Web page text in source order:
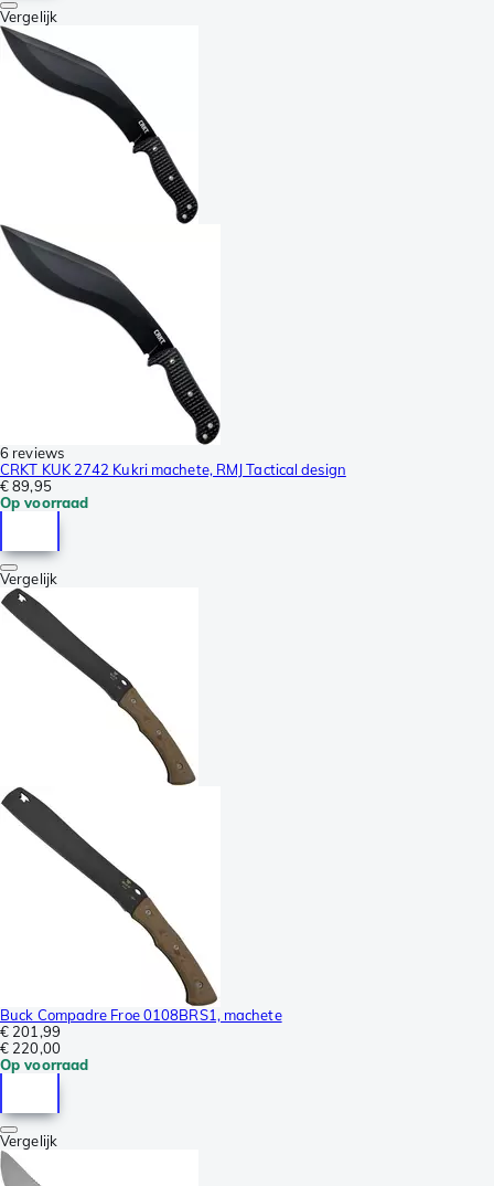
Vergelijk
6 reviews
CRKT KUK 2742 Kukri machete, RMJ Tactical design
€ 89,95
Op voorraad
Vergelijk
Buck Compadre Froe 0108BRS1, machete
€ 201,99
€ 220,00
Op voorraad
Vergelijk